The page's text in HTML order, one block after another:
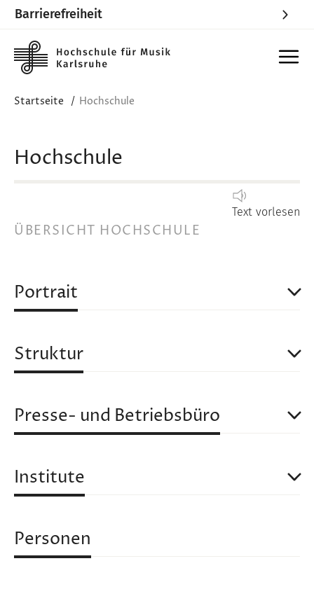
Barrierefreiheit
Startseite Hochschule
Hochschule
Text vorlesen
ÜBERSICHT HOCHSCHULE
Overview
Second
Portrait
Struktur
Presse- und Betriebsbüro
Institute
Personen